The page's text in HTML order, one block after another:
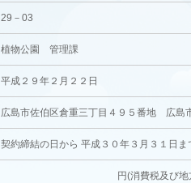
29－03
植物公園 管理課
平成２９年２月２２日
広島市佐伯区倉重三丁目４９５番地 広島
契約締結の日から 平成３０年３月３１日ま
円(消費税及び地方消費税相